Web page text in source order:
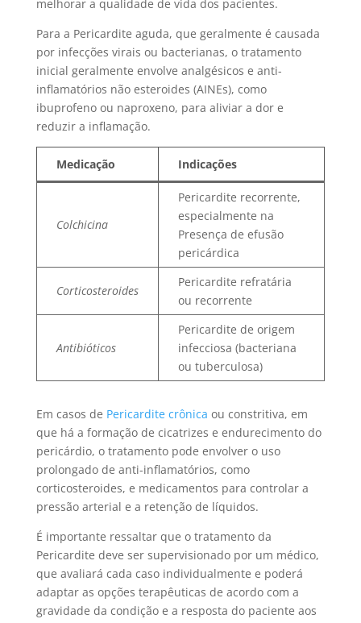
melhorar a qualidade de vida dos pacientes.
Para a Pericardite aguda, que geralmente é causada
por infecções virais ou bacterianas, o tratamento
inicial geralmente envolve analgésicos e anti-
inflamatórios não esteroides (AINEs), como
ibuprofeno ou naproxeno, para aliviar a dor e
reduzir a inflamação.
Medicação Indicações
Colchicina
Pericardite recorrente,
especialmente na
Presença de efusão
pericárdica
Corticosteroides
Pericardite refratária
ou recorrente
Antibióticos
Pericardite de origem
infecciosa (bacteriana
ou tuberculosa)
Em casos de Pericardite crônica ou constritiva, em
que há a formação de cicatrizes e endurecimento do
pericárdio, o tratamento pode envolver o uso
prolongado de anti-inflamatórios, como
corticosteroides, e medicamentos para controlar a
pressão arterial e a retenção de líquidos.
É importante ressaltar que o tratamento da
Pericardite deve ser supervisionado por um médico,
que avaliará cada caso individualmente e poderá
adaptar as opções terapêuticas de acordo com a
gravidade da condição e a resposta do paciente aos